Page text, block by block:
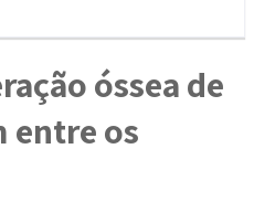
óssea de
entre os